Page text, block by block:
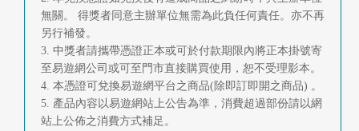
無關。 得獎者同意主辦單位無需為此負任何責任。亦不再
另行補發。
3. 中獎者請攜帶憑證正本或可於付款期限內將正本掛號寄
至易遊網公司或可至門市直接購買使用，恕不受理影本。
4. 本憑證可兌換易遊網平台之商品(除即訂即開之商品) 。
5. 產品內容以易遊網站上公告為準，消費超過部份請以網
站上公佈之消費方式補足。